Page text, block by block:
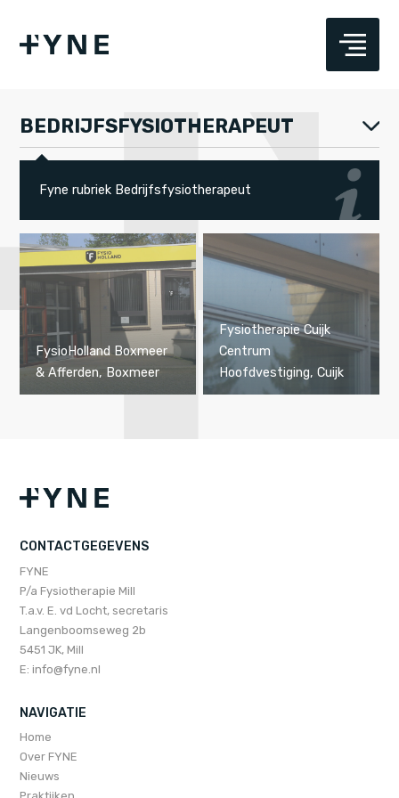
BEDRIJFSFYSIOTHERAPEUT
Fyne rubriek Bedrijfsfysiotherapeut
FysioHolland Boxmeer
& Afferden, Boxmeer
Fysiotherapie Cuijk
Centrum
Hoofdvestiging, Cuijk
CONTACTGEGEVENS
FYNE
P/a Fysiotherapie Mill
T.a.v. E. vd Locht, secretaris
Langenboomseweg 2b
5451 JK, Mill
E:info@fyne.nl
NAVIGATIE
Home
Over FYNE
Nieuws